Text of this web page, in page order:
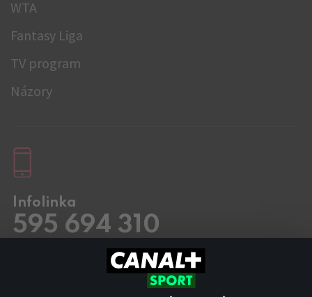
WTA
Fantasy Liga
TV program
Názory
Infolinka
595 694 310
8.00 – 20:00
8.00 – 18:00